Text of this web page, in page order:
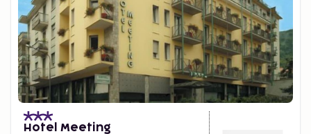
Hotel Meeting